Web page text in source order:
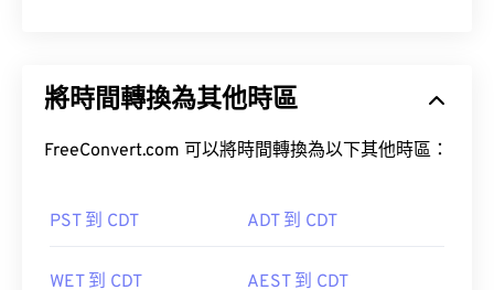
將時間轉換為其他時區
FreeConvert.com 可以將時間轉換為以下其他時區：
PST 到 CDT ADT 到 CDT
WET 到 CDT AEST 到 CDT